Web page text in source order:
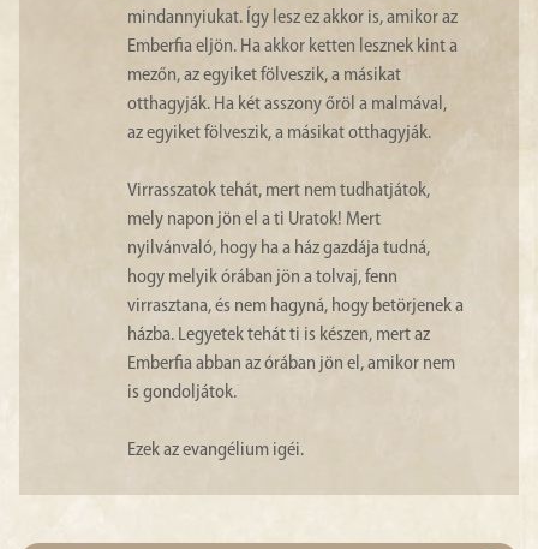
mindannyiukat. Így lesz ez akkor is, amikor az
Emberfia eljön. Ha akkor ketten lesznek kint a
mezőn, az egyiket fölveszik, a másikat
otthagyják. Ha két asszony őröl a malmával,
az egyiket fölveszik, a másikat otthagyják.
Virrasszatok tehát, mert nem tudhatjátok,
mely napon jön el a ti Uratok! Mert
nyilvánvaló, hogy ha a ház gazdája tudná,
hogy melyik órában jön a tolvaj, fenn
virrasztana, és nem hagyná, hogy betörjenek a
házba. Legyetek tehát ti is készen, mert az
Emberfia abban az órában jön el, amikor nem
is gondoljátok.
Ezek az evangélium igéi.